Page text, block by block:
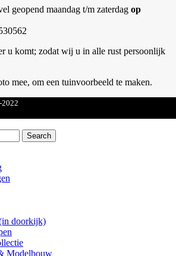
geopend maandag t/m zaterdag op
u komt; zodat wij u in alle rust persoonlijk
mee, om een tuinvoorbeeld te maken.
Search
doorkijk)
Modelbouw